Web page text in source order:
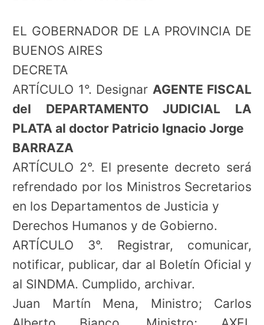
EL GOBERNADOR DE LA PROVINCIA DE
BUENOS AIRES
DECRETA
ARTÍCULO 1°. Designar AGENTE FISCAL
del DEPARTAMENTO JUDICIAL LA
PLATA al doctor Patricio Ignacio Jorge
BARRAZA
ARTÍCULO 2°. El presente decreto será
refrendado por los Ministros Secretarios
en los Departamentos de Justicia y
Derechos Humanos y de Gobierno.
ARTÍCULO 3°. Registrar, comunicar,
notificar, publicar, dar al Boletín Oficial y
al SINDMA. Cumplido, archivar.
Juan Martín Mena, Ministro; Carlos